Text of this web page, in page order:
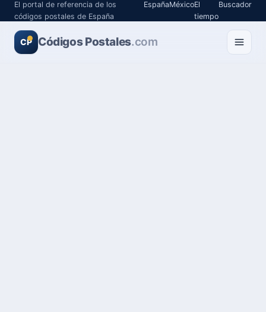
El portal de referencia de los
códigos postales de España
EspañaMéxicoEl
tiempo
Buscador
CP Códigos Postales.com